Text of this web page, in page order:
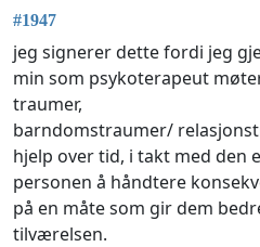
#1947
jeg signerer dette fordi jeg
min som psykoterapeut
traumer,
barndomstraumer/
hjelp over tid, i takt med den
personen å håndtere
på en måte som gir dem
tilværelsen.